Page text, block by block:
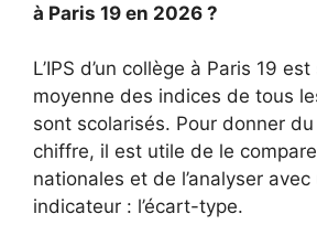
à Paris 19 en 2026 ?
L’IPS d’un collège à Paris 19
moyenne des indices de tous
sont scolarisés. Pour donner
chiffre, il est utile de le
nationales et de l’analyser
indicateur : l’écart-type.